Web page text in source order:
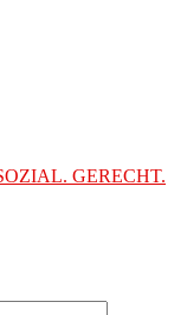
GERECHT.